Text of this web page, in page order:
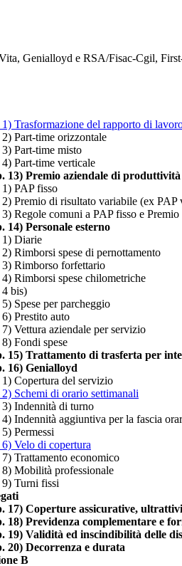
Genialloyd e RSA/Fisac-Cgil,
Trasformazione del rapporto di
Part-time orizzontale
Part-time misto
Part-time verticale
13) Premio aziendale di produttività
PAP fisso
Premio di risultato variabile (ex PAP
Regole comuni a PAP fisso e
14) Personale esterno
Diarie
Rimborsi spese di pernottamento
Rimborso forfettario
Rimborsi spese chilometriche
bis)
Spese per parcheggio
Prestito auto
Vettura aziendale per servizio
Fondi spese
15) Trattamento di trasferta per
16) Genialloyd
Copertura del servizio
Schemi di orario settimanali
Indennità di turno
Indennità aggiuntiva per la fascia
Permessi
Velo di copertura
Trattamento economico
Mobilità professionale
Turni fissi
17) Coperture assicurative,
18) Previdenza complementare e
19) Validità ed inscindibilità delle
20) Decorrenza e durata
B